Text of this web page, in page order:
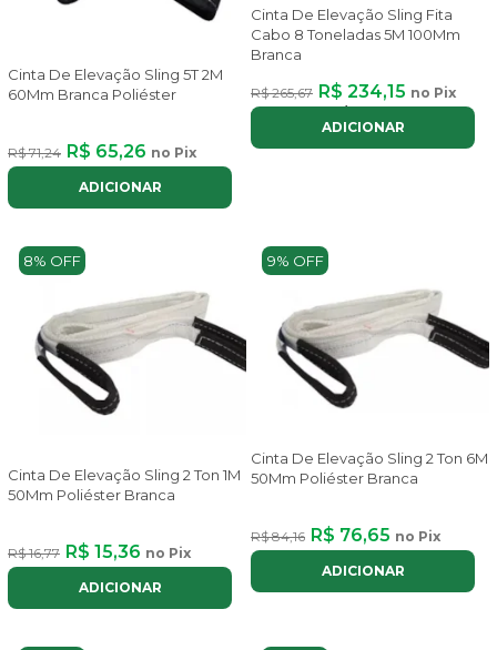
Cinta De Elevação Sling 5T 2M
60Mm Branca Poliéster
R$ 71,24 R$ 65,26 no Pix
ADICIONAR
Cinta De Elevação Sling Fita
Cabo 8 Toneladas 5M 100Mm
Branca
R$ 265,67 R$ 234,15 no Pix
ou até
ADICIONAR
8% OFF
Cinta De Elevação Sling 2 Ton 1M
50Mm Poliéster Branca
R$ 16,77 R$ 15,36 no Pix
ADICIONAR
9% OFF
Cinta De Elevação Sling 2 Ton 6M
50Mm Poliéster Branca
R$ 84,16 R$ 76,65 no Pix
ADICIONAR